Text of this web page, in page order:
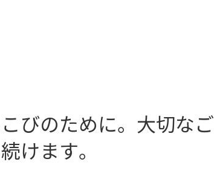
びのために。大切なご
けます。